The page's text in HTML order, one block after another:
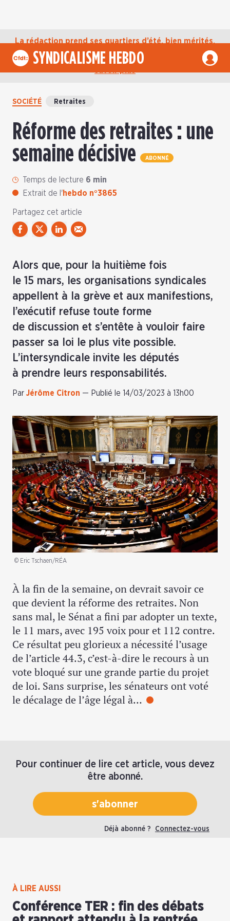
La rédaction prend ses quartiers d’été, bien mérités,
jusqu’au mardi 1er septembre. D’ici là, retrouvez
l’actualité de la CFDT sur notre compte Bluesky. En
SYNDICALISME HEBDO
SOCIÉTÉ Retraites
Réforme des retraites : une
semaine décisive
ABONNÉ
Temps de lecture 6 min
Extrait de l'hebdo n°3865
Partagez cet article
Alors que, pour la huitième fois
le 15 mars, les organisations syndicales
appellent à la grève et aux manifestions,
l’exécutif refuse toute forme
de discussion et s’entête à vouloir faire
passer sa loi le plus vite possible.
L’intersyndicale invite les députés
à prendre leurs responsabilités.
Par Jérôme Citron — Publié le 14/03/2023 à 13h00
© Eric Tschaen/RÉA
À la fin de la semaine, on devrait savoir ce
que devient la réforme des retraites. Non
sans mal, le Sénat a fini par adopter un texte,
le 11 mars, avec 195 voix pour et 112 contre.
Ce résultat peu glorieux a nécessité l’usage
de l’article 44.3, c’est-à-dire le recours à un
vote bloqué sur une grande partie du projet
de loi. Sans surprise, les sénateurs ont voté
le décalage de l’âge légal à…
Pour continuer de lire cet article, vous devez
être abonné.
s'abonner
Déjà abonné ? Connectez-vous
À LIRE AUSSI
Conférence TER : fin des débats